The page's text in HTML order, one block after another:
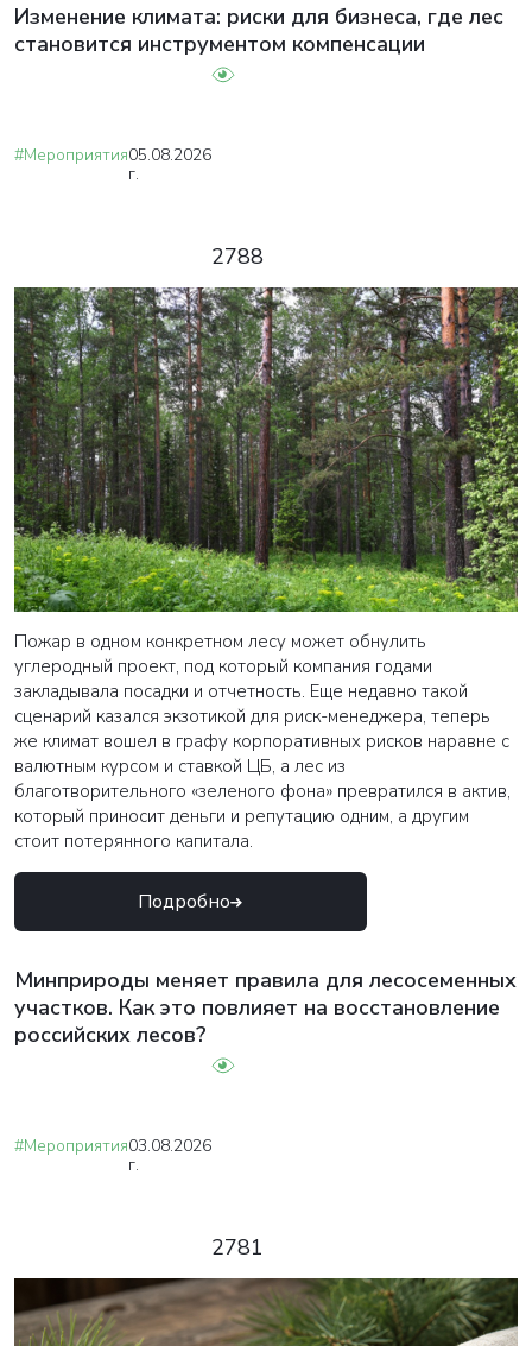
Изменение климата: риски для бизнеса, где лес
становится инструментом компенсации
#Мероприятия05.08.2026
г.
2788
Пожар в одном конкретном лесу может обнулить
углеродный проект, под который компания годами
закладывала посадки и отчетность. Еще недавно такой
сценарий казался экзотикой для риск-менеджера, теперь
же климат вошел в графу корпоративных рисков наравне с
валютным курсом и ставкой ЦБ, а лес из
благотворительного «зеленого фона» превратился в актив,
который приносит деньги и репутацию одним, а другим
стоит потерянного капитала.
Подробно
Минприроды меняет правила для лесосеменных
участков. Как это повлияет на восстановление
российских лесов?
#Мероприятия03.08.2026
г.
2781